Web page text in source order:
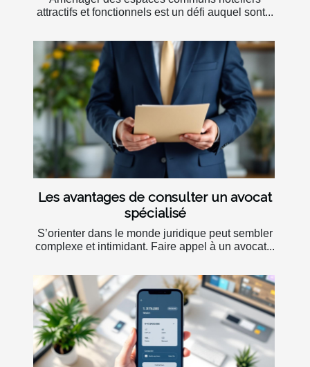
attractifs et fonctionnels est un défi auquel sont...
Les avantages de consulter un avocat
spécialisé
S’orienter dans le monde juridique peut sembler
complexe et intimidant. Faire appel à un avocat...